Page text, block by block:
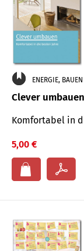
ENERGIE,
Clever umbauen
Komfortabel in
5,00 €